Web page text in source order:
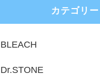
カテゴリー
BLEACH
Dr.STONE